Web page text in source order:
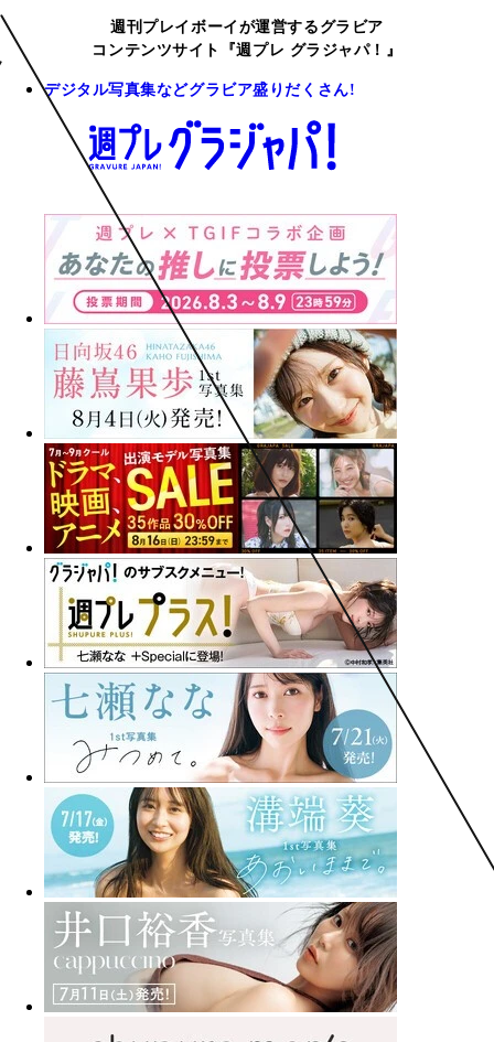
週刊プレイボーイが運営するグラビア
コンテンツサイト『週プレ グラジャパ！』
デジタル写真集などグラビア盛りだくさん!